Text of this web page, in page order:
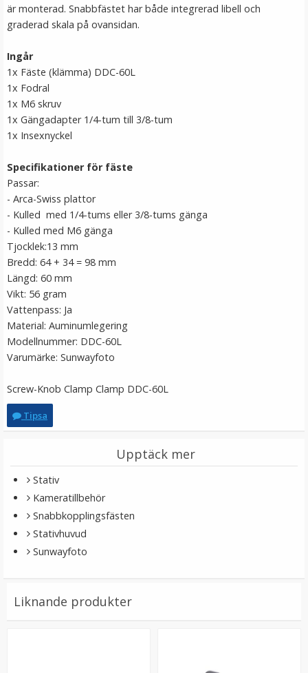
JJC CP-5 Snabbplatta för Arca-Swiss
Kiwifotos Skin för Canon EOS R6 - Svart kamoflage
Ledbar Paraplyhållare med dubbla blixtfäste i metall
är monterad. Snabbfästet har både integrerad libell och
graderad skala på ovansidan.
Ingår
1x Fäste (klämma) DDC-60L
1x Fodral
1x M6 skruv
1x Gängadapter 1/4-tum till 3/8-tum
1x Insexnyckel
Specifikationer för fäste
Passar:
- Arca-Swiss plattor
- Kulled med 1/4-tums eller 3/8-tums gänga
- Kulled med M6 gänga
Tjocklek:13 mm
Bredd: 64 + 34 = 98 mm
Längd: 60 mm
Vikt: 56 gram
Vattenpass: Ja
Material: Auminumlegering
Modellnummer: DDC-60L
Varumärke: Sunwayfoto
Screw-Knob Clamp Clamp DDC-60L
Tipsa
Upptäck mer
Stativ
Kameratillbehör
Snabbkopplingsfästen
Stativhuvud
Sunwayfoto
Liknande produkter